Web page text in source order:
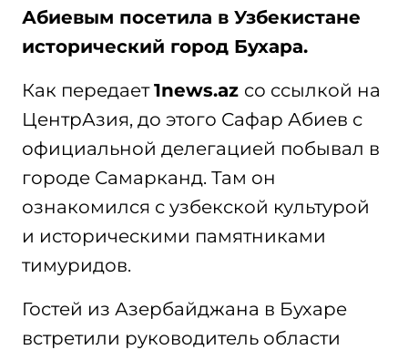
Абиевым посетила в Узбекистане
исторический город Бухара.
Как передает1news.az cо ссылкой на
ЦентрАзия, до этого Сафар Абиев с
официальной делегацией побывал в
городе Самарканд. Там он
ознакомился с узбекской культурой
и историческими памятниками
тимуридов.
Гостей из Азербайджана в Бухаре
встретили руководитель области